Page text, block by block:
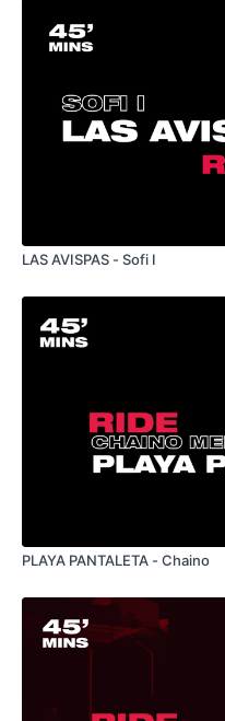
LAS AVISPAS - Sofi I
PLAYA PANTALETA - Chaino